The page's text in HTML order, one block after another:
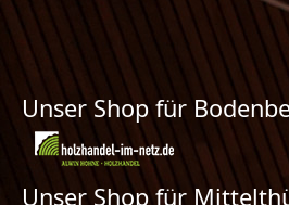
Unser Shop für
Unser Shop für